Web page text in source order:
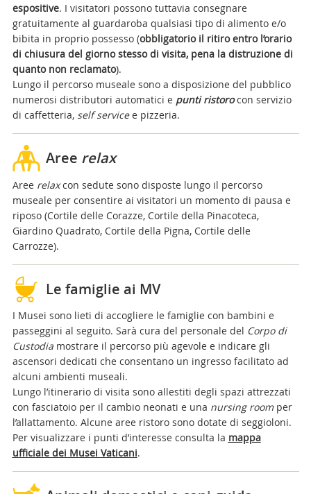
espositive. I visitatori possono tuttavia consegnare
gratuitamente al guardaroba qualsiasi tipo di alimento e/o
bibita in proprio possesso (obbligatorio il ritiro entro l’orario
di chiusura del giorno stesso di visita, pena la distruzione di
quanto non reclamato).
Lungo il percorso museale sono a disposizione del pubblico
numerosi distributori automatici e punti ristorocon servizio
di caffetteria, self servicee pizzeria.
Aree relax
Areerelaxcon sedute sono disposte lungo il percorso
museale per consentire ai visitatori un momento di pausa e
riposo (Cortile delle Corazze, Cortile della Pinacoteca,
Giardino Quadrato, Cortile della Pigna, Cortile delle
Carrozze).
Le famiglie ai MV
I Musei sono lieti di accogliere le famiglie con bambini e
passeggini al seguito. Sarà cura del personale del Corpo di
Custodiamostrare il percorso più agevole e indicare gli
ascensori dedicati che consentano un ingresso facilitato ad
alcuni ambienti museali.
Lungo l’itinerario di visita sono allestiti degli spazi attrezzati
con fasciatoio per il cambio neonati e una nursing room per
l’allattamento. Alcune aree ristoro sono dotate di seggioloni.
Per visualizzare i punti d’interesse consulta la mappa
ufficiale dei Musei Vaticani.